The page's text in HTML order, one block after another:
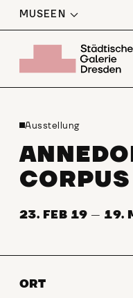
MUSEEN
Ausstellung
CORPUS
23. FEB 19 — 19.
ORT